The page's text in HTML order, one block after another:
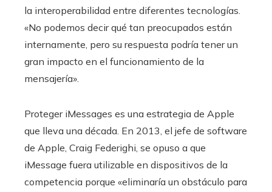
la interoperabilidad entre diferentes tecnologías.
«No podemos decir qué tan preocupados están
internamente, pero su respuesta podría tener un
gran impacto en el funcionamiento de la
mensajería».
Proteger iMessages es una estrategia de Apple
que lleva una década. En 2013, el jefe de software
de Apple, Craig Federighi, se opuso a que
iMessage fuera utilizable en dispositivos de la
competencia porque «eliminaría un obstáculo para